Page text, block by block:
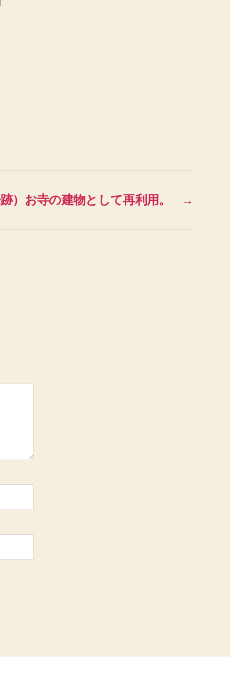
→
）お寺の建物として再利用。